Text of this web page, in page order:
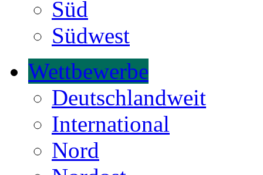
Süd
Südwest
Wettbewerbe
Deutschlandweit
International
Nord